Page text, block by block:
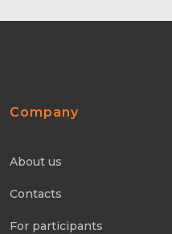
Company
About us
Contacts
For participants